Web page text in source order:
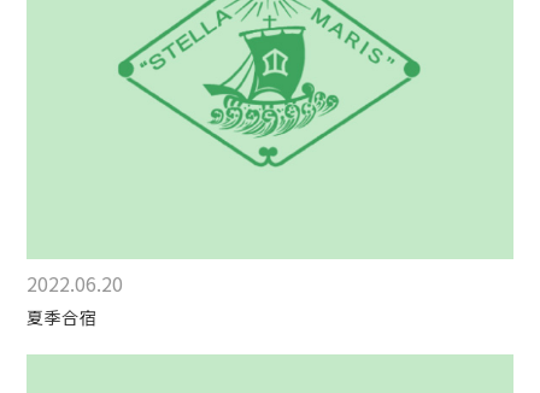
2022.06.20
夏季合宿